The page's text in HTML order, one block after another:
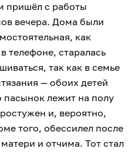
пришёл с работы
вечера. Дома были
как
телефоне, старалась
так как в семье
— обоих детей
лежит на полу
и, вероятно,
того, обессилел после
и отчима. Тот стал